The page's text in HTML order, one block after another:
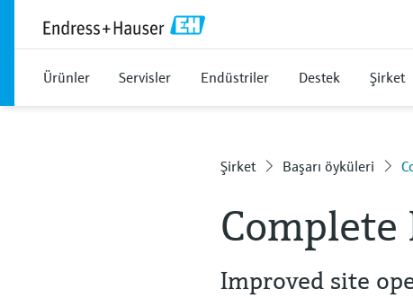
Ürünler Servisler Endüstriler Destek Şirket
Şirket Başarı öyküleri
Improved site